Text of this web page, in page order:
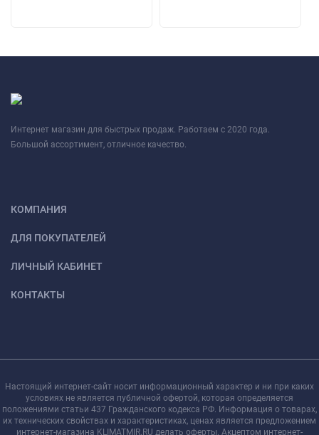
Интернет магазин для быстрых продаж. Работаем с 2020 года.
Большой ассортимент, отличное качество.
КОМПАНИЯ
ДЛЯ ПОКУПАТЕЛЕЙ
ЛИЧНЫЙ КАБИНЕТ
КОНТАКТЫ
Настоящий интернет-сайт носит информационный характер и ни при каких
условиях не является публичной офертой, которая определяется
положениями статьи 437 Гражданского кодекса РФ. Информация о товарах,
их технических свойствах и характеристиках, ценах является предложением
интернет-магазина KLIMATMIR.RU делать оферты. Акцептом интернет-